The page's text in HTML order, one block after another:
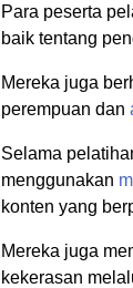
Para peserta
baik tentang
Mereka juga
perempuan dan
Selama
menggunakan
konten yang
Mereka juga
kekerasan